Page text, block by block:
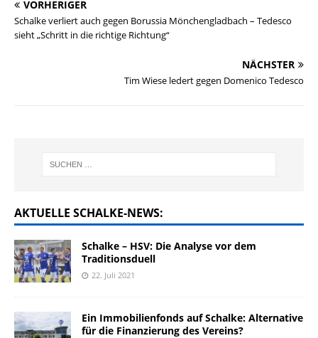
VORHERIGER
Schalke verliert auch gegen Borussia Mönchengladbach – Tedesco
sieht „Schritt in die richtige Richtung“
NÄCHSTER
Tim Wiese ledert gegen Domenico Tedesco
AKTUELLE SCHALKE-NEWS:
Schalke – HSV: Die Analyse vor dem
Traditionsduell
22. Juli 2021
Ein Immobilienfonds auf Schalke: Alternative
für die Finanzierung des Vereins?